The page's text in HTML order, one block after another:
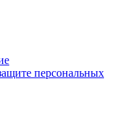
персональных